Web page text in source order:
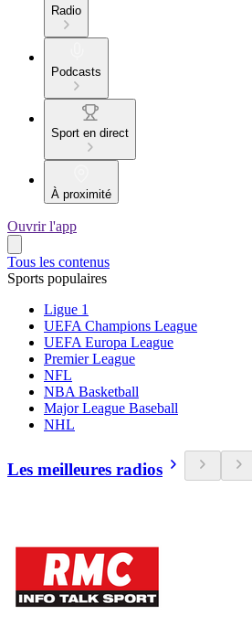
Radio
Podcasts
Sport en direct
À proximité
Ouvrir l'app
Tous les contenus
Sports populaires
Ligue 1
UEFA Champions League
UEFA Europa League
Premier League
NFL
NBA Basketball
Major League Baseball
NHL
Les meilleures radios